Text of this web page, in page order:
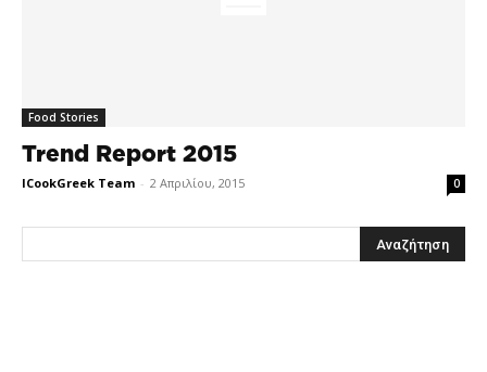
Food Stories
Trend Report 2015
ICookGreek Team - 2 Απριλίου, 2015 0